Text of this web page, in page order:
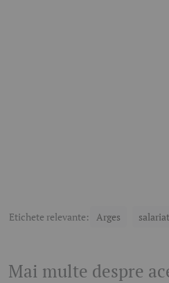
Etichete relevante: Arges
Mai multe despre